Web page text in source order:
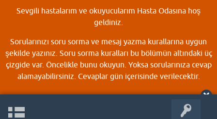
Sevgili hastalarım ve okuyucularım Hasta Odasına hoş
geldiniz.
Sorularınızı soru sorma ve mesaj yazma kurallarına uygun
şekilde yazınız. Soru sorma kuralları bu bölümün altındaki üç
çizgide var. Öncelikle bunu okuyun. Yoksa sorularınıza cevap
alamayabilirsiniz. Cevaplar gün içerisinde verilecektir.